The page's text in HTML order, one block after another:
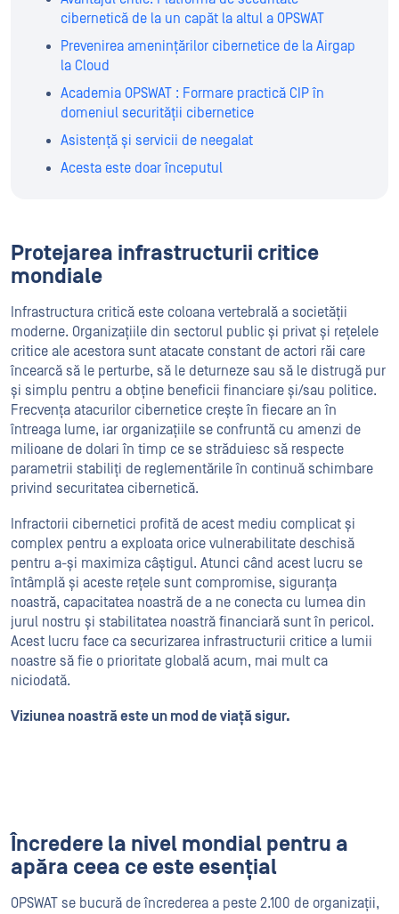
cibernetică de la un capăt la altul a OPSWAT
Prevenirea amenințărilor cibernetice de la Airgap
la Cloud
Academia OPSWAT : Formare practică CIP în
domeniul securității cibernetice
Asistență și servicii de neegalat
Acesta este doar începutul
Protejarea infrastructurii critice
mondiale
Infrastructura critică este coloana vertebrală a societății
moderne. Organizațiile din sectorul public și privat și rețelele
critice ale acestora sunt atacate constant de actori răi care
încearcă să le perturbe, să le deturneze sau să le distrugă pur
și simplu pentru a obține beneficii financiare și/sau politice.
Frecvența atacurilor cibernetice crește în fiecare an în
întreaga lume, iar organizațiile se confruntă cu amenzi de
milioane de dolari în timp ce se străduiesc să respecte
parametrii stabiliți de reglementările în continuă schimbare
privind securitatea cibernetică.
Infractorii cibernetici profită de acest mediu complicat și
complex pentru a exploata orice vulnerabilitate deschisă
pentru a-și maximiza câștigul. Atunci când acest lucru se
întâmplă și aceste rețele sunt compromise, siguranța
noastră, capacitatea noastră de a ne conecta cu lumea din
jurul nostru și stabilitatea noastră financiară sunt în pericol.
Acest lucru face ca securizarea infrastructurii critice a lumii
noastre să fie o prioritate globală acum, mai mult ca
niciodată.
Viziunea noastră este un mod de viață sigur.
Încredere la nivel mondial pentru a
apăra ceea ce este esențial
OPSWAT se bucură de încrederea a peste 2.100 de organizații,